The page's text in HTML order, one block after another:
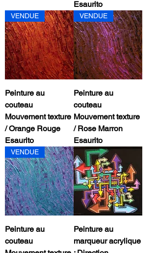
Esaurito
VENDUE
Peinture au
couteau
Mouvement texture
/ Orange Rouge
Esaurito
VENDUE
Peinture au
couteau
Mouvement texture
/ Rose Marron
Esaurito
VENDUE
Peinture au
couteau
Peinture au
marqueur acrylique